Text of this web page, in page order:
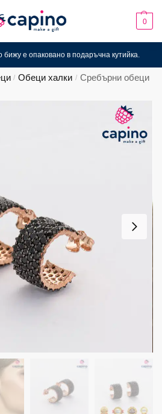
0
бижу е опаковано в подаръчна кутийка.
/ Обеци халки / Сребърни обеци